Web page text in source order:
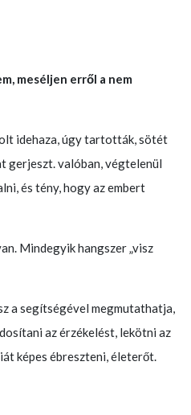
meséljen erről a nem
idehaza, úgy tartották, sötét
gerjeszt. valóban, végtelenül
és tény, hogy az embert
Mindegyik hangszer „visz
a segítségével megmutathatja,
az érzékelést, lekötni az
képes ébreszteni, életerőt.